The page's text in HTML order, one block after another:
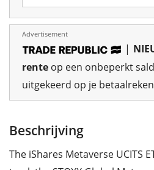
Advertisement
|
rente op een onbeperkt
uitgekeerd op je
Beschrijving
The iShares Metaverse UCITS